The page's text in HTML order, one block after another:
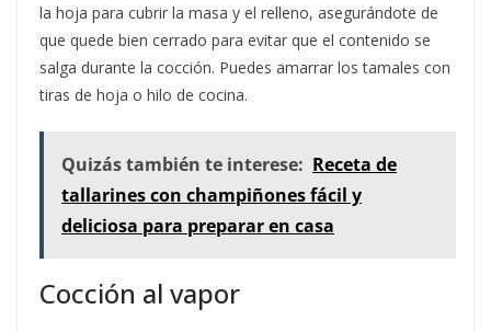
la hoja para cubrir la masa y el relleno, asegurándote de
que quede bien cerrado para evitar que el contenido se
salga durante la cocción. Puedes amarrar los tamales con
tiras de hoja o hilo de cocina.
Quizás también te interese: Receta de
tallarines con champiñones fácil y
deliciosa para preparar en casa
Cocción al vapor